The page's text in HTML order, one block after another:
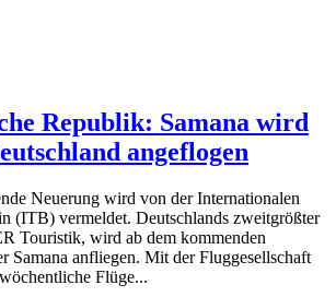
Republik: Samana wird
angeflogen
Neuerung wird von der Internationalen
(ITB) vermeldet. Deutschlands zweitgrößter
Touristik, wird ab dem kommenden
Samana anfliegen. Mit der Fluggesellschaft
Flüge...